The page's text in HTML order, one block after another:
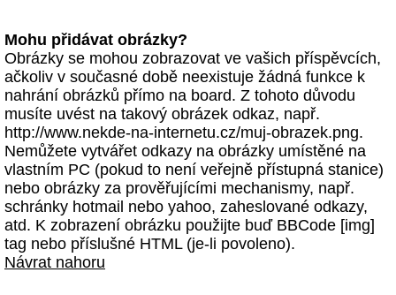
Mohu přidávat obrázky?
Obrázky se mohou zobrazovat ve vašich příspěvcích,
ačkoliv v současné době neexistuje žádná funkce k
nahrání obrázků přímo na board. Z tohoto důvodu
musíte uvést na takový obrázek odkaz, např.
http://www.nekde-na-internetu.cz/muj-obrazek.png.
Nemůžete vytvářet odkazy na obrázky umístěné na
vlastním PC (pokud to není veřejně přístupná stanice)
nebo obrázky za prověřujícími mechanismy, např.
schránky hotmail nebo yahoo, zaheslované odkazy,
atd. K zobrazení obrázku použijte buď BBCode [img]
tag nebo příslušné HTML (je-li povoleno).
Návrat nahoru